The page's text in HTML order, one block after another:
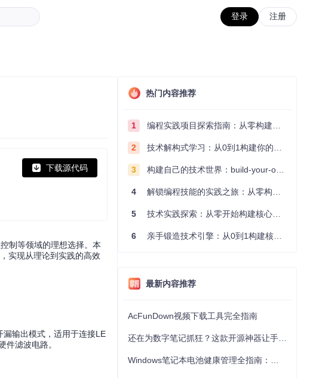
登录 注册
下载源代码
制等领域的理想选择。本
实现从理论到实践的高效
输出模式，适用于连接LE
滤波电路。
热门内容推荐
1 编程实践项目探索指南：从零构建技术能力体系
2 技术解构式学习：从0到1构建你的编程知识体系
3 构建自己的技术世界：build-your-own-x项目的实践探索指南
4 解锁编程技能的实践之旅：从零构建你的技术世界
5 技术实践探索：从零开始构建核心系统的实践指南
6 亲手锻造技术引擎：从0到1构建核心系统的实践指南
最新内容推荐
AcFunDown视频下载工具完全指南